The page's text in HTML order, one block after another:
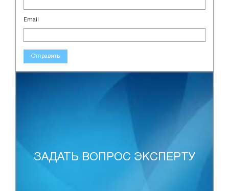
Email
Отправить
ЗАДАТЬ ВОПРОС ЭКСПЕРТУ